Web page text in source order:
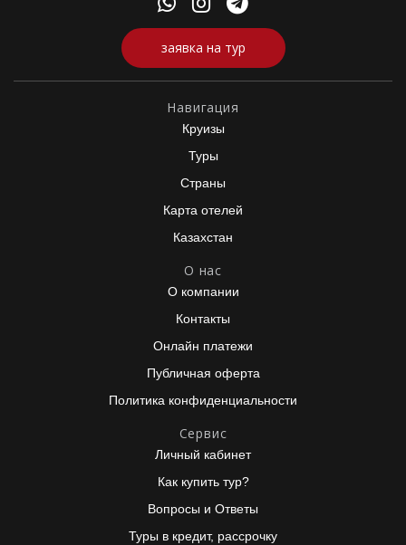
заявка на тур
Навигация
Круизы
Туры
Страны
Карта отелей
Казахстан
О нас
О компании
Контакты
Онлайн платежи
Публичная оферта
Политика конфиденциальности
Сервис
Личный кабинет
Как купить тур?
Вопросы и Ответы
Туры в кредит, рассрочку